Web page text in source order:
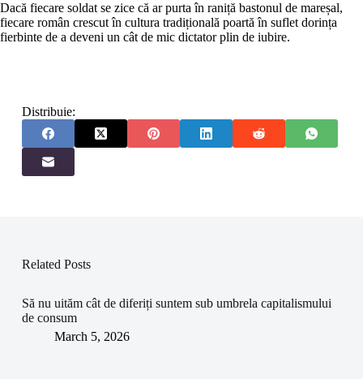
Dacă fiecare soldat se zice că ar purta în raniță bastonul de mareșal,
fiecare român crescut în cultura tradițională poartă în suflet dorința
fierbinte de a deveni un cât de mic dictator plin de iubire.
Distribuie:
Related Posts
Să nu uităm cât de diferiți suntem sub umbrela capitalismului
de consum
March 5, 2026